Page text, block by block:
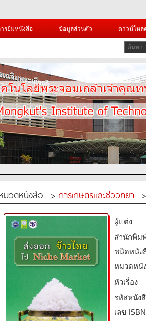
รยืมหนังสือ ข้อมูลส่วนตัว ดาวน์โหล
มวดหนังสือ -> การเกษตรและชีววิทยา -
ผู้แต่ง
สำนักพิม
ชนิดหนัง
หมวดหนั
หัวเรื่อง
รหัสหนัง
เลข ISBN